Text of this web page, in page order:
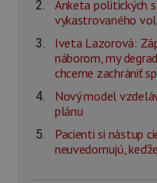
Anketa politických
vykastrovaného
Iveta Lazorová:
náborom, my
chceme zachrániť
Nový model
plánu
Pacienti si nástup
neuvedomujú,